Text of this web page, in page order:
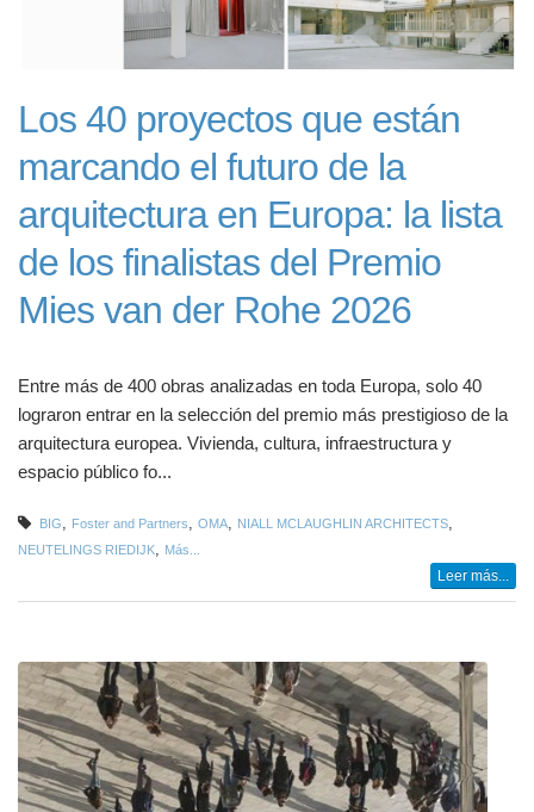
Los 40 proyectos que están
marcando el futuro de la
arquitectura en Europa: la lista
de los finalistas del Premio
Mies van der Rohe 2026
Entre más de 400 obras analizadas en toda Europa, solo 40
lograron entrar en la selección del premio más prestigioso de la
arquitectura europea. Vivienda, cultura, infraestructura y
espacio público fo...
BIG, Foster and Partners, OMA, NIALL MCLAUGHLIN ARCHITECTS,
NEUTELINGS RIEDIJK, Más...
Leer más...